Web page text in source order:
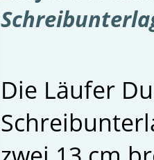
Die Läufer